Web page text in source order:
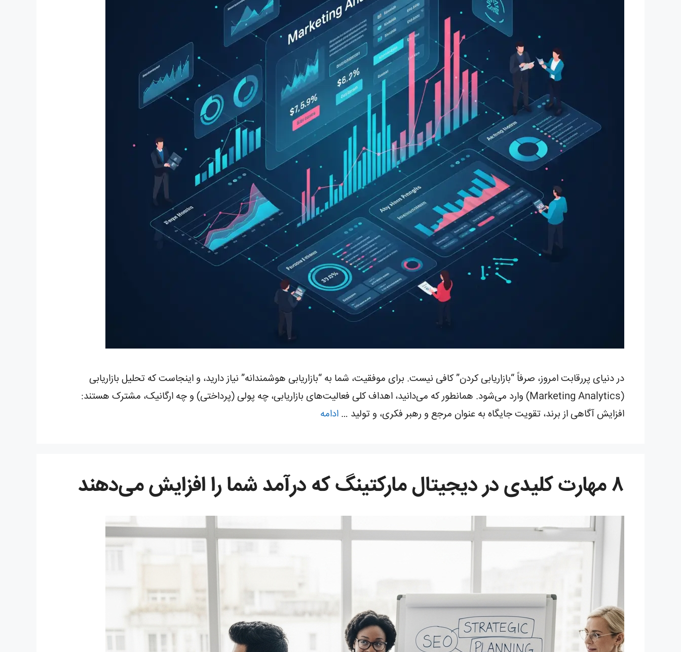
در دنیای پررقابت امروز، صرفاً “بازاریابی کردن” کافی نیست. برای موفقیت، شما به “بازاریابی هوشمندانه” نیاز دارید، و اینجاست که تحلیل بازاریابی
(Marketing Analytics) وارد می‌شود. همانطور که می‌دانید، اهداف کلی فعالیت‌های بازاریابی، چه پولی (پرداختی) و چه ارگانیک، مشترک هستند:
افزایش آگاهی از برند، تقویت جایگاه به عنوان مرجع و رهبر فکری، و تولید … ادامه
۸ مهارت کلیدی در دیجیتال مارکتینگ که درآمد شما را افزایش می‌دهند